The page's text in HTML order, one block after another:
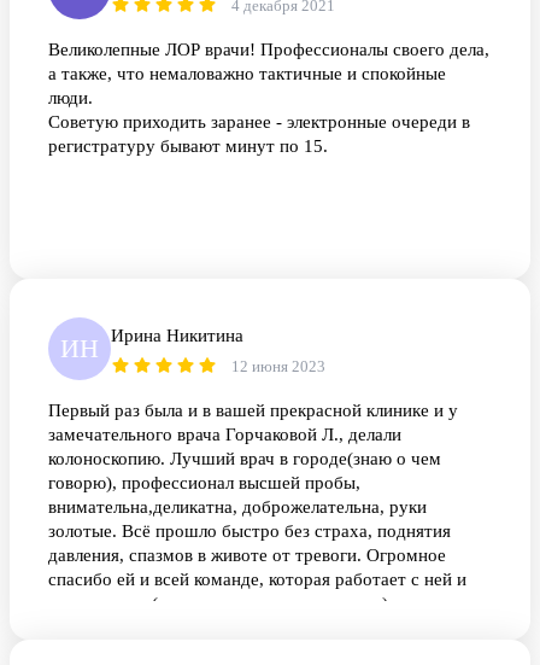
4 декабря 2021
Великолепные ЛОР врачи! Профессионалы своего дела,
а также, что немаловажно тактичные и спокойные
люди.
Советую приходить заранее - электронные очереди в
регистратуру бывают минут по 15.
ИН Ирина Никитина
12 июня 2023
Первый раз была и в вашей прекрасной клинике и у
замечательного врача Горчаковой Л., делали
колоноскопию. Лучший врач в городе(знаю о чем
говорю), профессионал высшей пробы,
внимательна,деликатна, доброжелательна, руки
золотые. Всё прошло быстро без страха, поднятия
давления, спазмов в животе от тревоги. Огромное
спасибо ей и всей команде, которая работает с ней и
анестезиолог(умница, с нежным наркозом) и две